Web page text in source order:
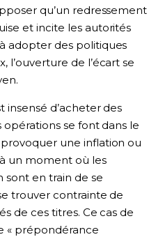
qu’un redressement
et incite les autorités
adopter des politiques
l’ouverture de l’écart se
insensé d’acheter des
opérations se font dans le
une inflation ou
un moment où les
sont en train de se
trouver contrainte de
de ces titres. Ce cas de
« prépondérance